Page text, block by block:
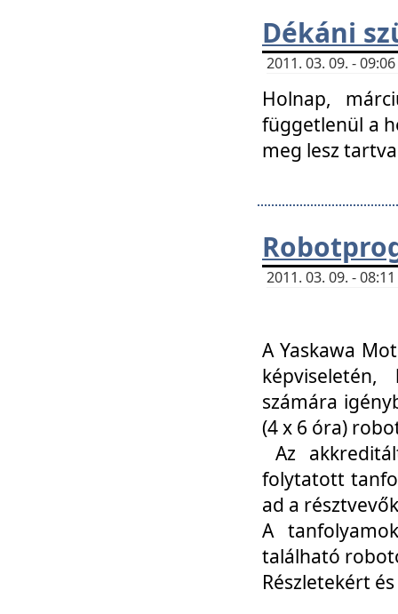
Dékáni
2011. 03. 09. -
Holnap,
függetlenül a
meg lesz
2011. 03. 09. -
A Yaskawa
számára
(4 x 6 óra)
Az
folytatott
ad a
A
található
Részletekért